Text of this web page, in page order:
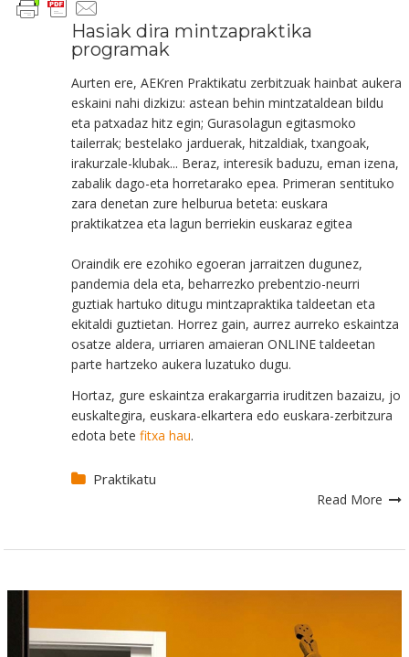
Hasiak dira mintzapraktika
programak
Aurten ere, AEKren Praktikatu zerbitzuak hainbat aukera
eskaini nahi dizkizu: astean behin mintzataldean bildu
eta patxadaz hitz egin; Gurasolagun egitasmoko
tailerrak; bestelako jarduerak, hitzaldiak, txangoak,
irakurzale-klubak... Beraz, interesik baduzu, eman izena,
zabalik dago-eta horretarako epea. Primeran sentituko
zara denetan zure helburua beteta: euskara
praktikatzea eta lagun berriekin euskaraz egitea
Oraindik ere ezohiko egoeran jarraitzen dugunez,
pandemia dela eta, beharrezko prebentzio-neurri
guztiak hartuko ditugu mintzapraktika taldeetan eta
ekitaldi guztietan. Horrez gain, aurrez aurreko eskaintza
osatze aldera, urriaren amaieran ONLINE taldeetan
parte hartzeko aukera luzatuko dugu.
Hortaz, gure eskaintza erakargarria iruditzen bazaizu, jo
euskaltegira, euskara-elkartera edo euskara-zerbitzura
edota bete fitxa hau.
Praktikatu
Read More